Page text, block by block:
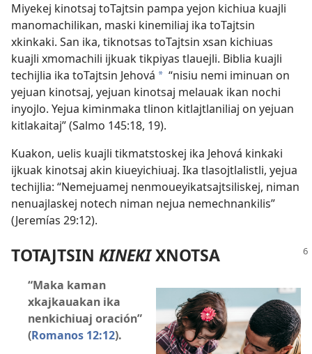
Miyekej kinotsaj toTajtsin pampa yejon kichiua kuajli
manomachilikan, maski kinemiliaj ika toTajtsin
xkinkaki. San ika, tiknotsas toTajtsin xsan kichiuas
kuajli xmomachili ijkuak tikpiyas tlauejli. Biblia kuajli
techijlia ika toTajtsin Jehová a “nisiu nemi iminuan on
yejuan kinotsaj, yejuan kinotsaj melauak ikan nochi
inyojlo. Yejua kiminmaka tlinon kitlajtlaniliaj on yejuan
kitlakaitaj” (Salmo 145:18, 19).
Kuakon, uelis kuajli tikmatstoskej ika Jehová kinkaki
ijkuak kinotsaj akin kiueyichiuaj. Ika tlasojtlalistli, yejua
techijlia: “Nemejuamej nenmoueyikatsajtsiliskej, niman
nenuajlaskej notech niman nejua nemechnankilis”
(Jeremías 29:12).
TOTAJTSIN KINEKIXNOTSA
“Maka kaman
xkajkauakan ika
nenkichiuaj oración”
(Romanos 12:12).